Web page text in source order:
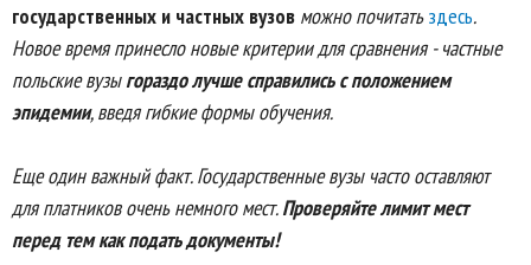
государственных и частных вузов можно почитатьздесь.
Новое время принесло новые критерии для сравнения - частные
польские вузыгораздо лучше справились с положением
эпидемии, введя гибкие формы обучения.
Еще один важный факт. Государственные вузы часто оставляют
для платников очень немного мест.Проверяйте лимит мест
перед тем как подать документы!